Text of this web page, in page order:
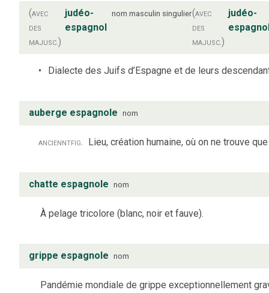
(avec
des
majusc.)
judéo-
espagnol
nom masculin singulier(avec
des
majusc.)
judéo-
Dialecte des Juifs d’Espagne et de leurs
auberge espagnole nom
ancienntfig. Lieu, création humaine, où on ne trouve
chatte espagnole nom
À pelage tricolore (blanc, noir et fauve).
grippe espagnole nom
Pandémie mondiale de grippe exceptionnellement